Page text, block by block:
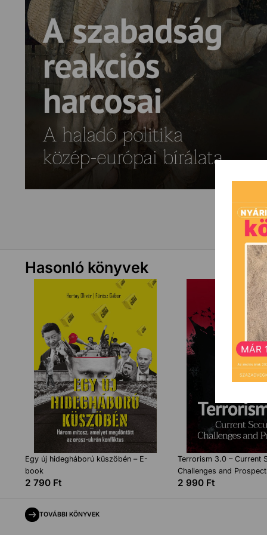
Hasonló könyvek
Egy új hidegháború küszöbén – E-
book
2 790 Ft
Terrorism 3.0 – Current
Challenges and
2 990 Ft
TOVÁBBI KÖNYVEK